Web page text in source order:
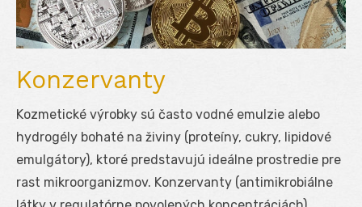
Konzervanty
Kozmetické výrobky sú často vodné emulzie alebo
hydrogély bohaté na živiny (proteíny, cukry, lipidové
emulgátory), ktoré predstavujú ideálne prostredie pre
rast mikroorganizmov. Konzervanty (antimikrobiálne